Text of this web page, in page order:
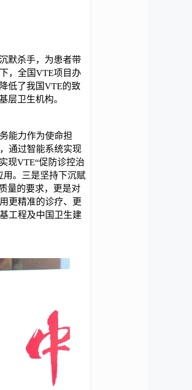
默杀手，为患者带
，全国VTE项目办
低了我国VTE的致
层卫生机构。
能力作为使命担
通过智能系统实现
现VTE“促防诊控治
。三是坚持下沉赋
量的要求，更是对
更精准的诊疗、更
工程及中国卫生建